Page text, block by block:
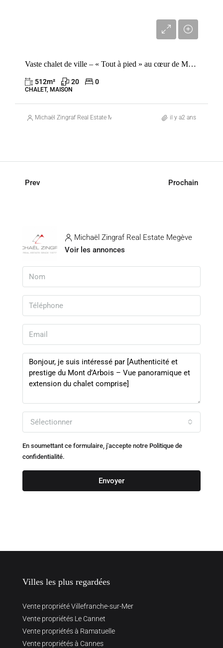
Vaste chalet de ville – « Tout à pied » au cœur de Megève – À transformer selon vos goûts
512m² 20 0
CHALET, MAISON
Michaël Zingraf Real Estate Megève il y a2 ans
Prev Prochain
Michaël Zingraf Real Estate Megève
Voir les annonces
Sélectionner
En soumettant ce formulaire, j'accepte notre Politique de
confidentialité.
Envoyer
Villes les plus regardées
Vente propriété Villefranche-sur-Mer
Vente propriétés Le Cannet
Vente propriétés à Ramatuelle
Vente propriétés à Cannes